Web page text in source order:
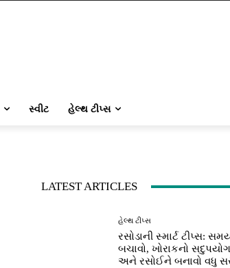
સ્વીટ હેલ્થ ટીપ્સ
LATEST ARTICLES
હેલ્થ ટીપ્સ
રસોડાની સ્માર્ટ ટીપ્સ:
બચાવો, ખોરાકનો
અને રસોઈને બનાવો વધુ